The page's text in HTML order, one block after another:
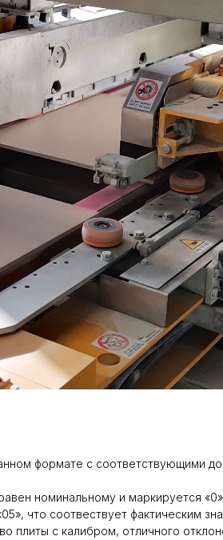
формате с соответствующими
номинальному и маркируется
что соотвествует фактическим
плиты с калибром, отличного